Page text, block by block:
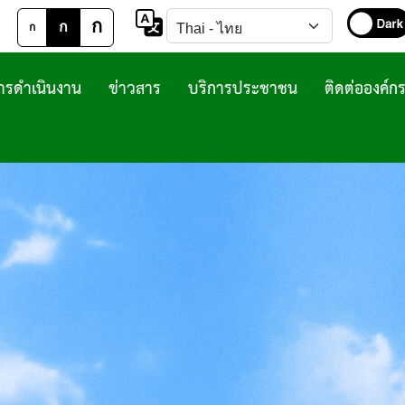
ก ก ก
ติดต่อองค์กร
บริการประชาชน
ข่าวสาร
ดำเนินงาน